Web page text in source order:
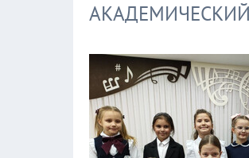
АКАДЕМИЧЕСКИЙ